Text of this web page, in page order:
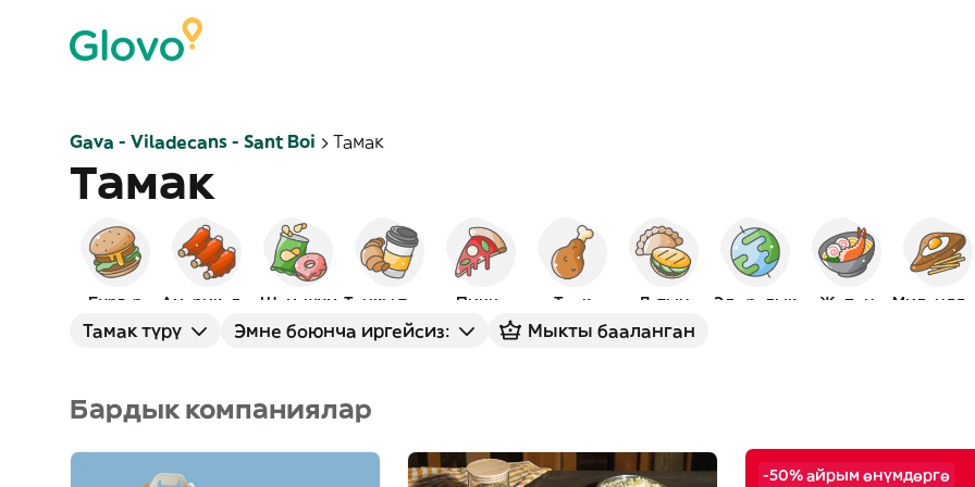
Gava - Viladecans - Sant Boi Тамак
Тамак
Бургер Шам-шум Пицца Тоок Латын Эл аралык Жапон
Тамак түрү Эмне боюнча иргейсиз: Мыкты бааланган
Бардык компаниялар
-50% айрым өнүмдөргө